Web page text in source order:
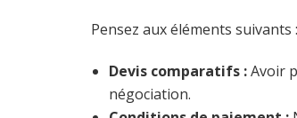
Pensez aux éléments suivants :
Devis comparatifs :Avoir
négociation.